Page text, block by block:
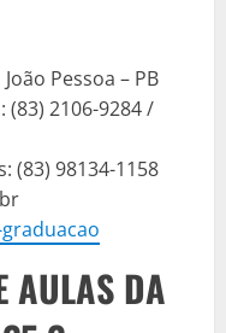
Pessoa – PB
2106-9284 /
(83) 98134-1158
AULAS DA